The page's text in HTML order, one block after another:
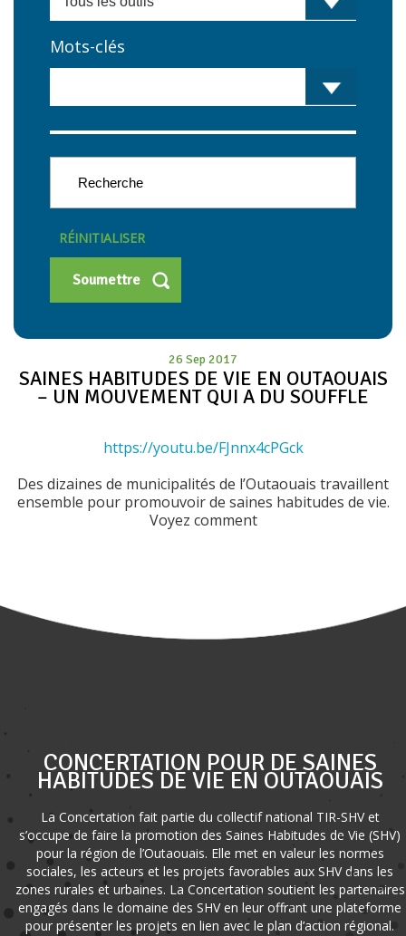
Mots-clés
RÉINITIALISER
26 Sep 2017
SAINES HABITUDES DE VIE EN OUTAOUAIS
– UN MOUVEMENT QUI A DU SOUFFLE
https://youtu.be/FJnnx4cPGck
Des dizaines de municipalités de l’Outaouais travaillent
ensemble pour promouvoir de saines habitudes de vie.
Voyez comment
CONCERTATION POUR DE SAINES
HABITUDES DE VIE EN OUTAOUAIS
La Concertation fait partie du collectif national TIR-SHV et
s’occupe de faire la promotion des Saines Habitudes de Vie (SHV)
pour la région de l’Outaouais. Elle met en valeur les normes
sociales, les acteurs et les projets favorables aux SHV dans les
zones rurales et urbaines. La Concertation soutient les partenaires
engagés dans le domaine des SHV en leur offrant une plateforme
pour présenter les projets en lien avec le plan d’action régional.